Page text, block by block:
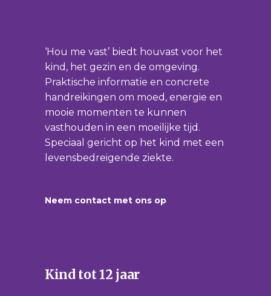
‘Hou me vast’ biedt houvast voor het
kind, het gezin en de omgeving.
Praktische informatie en concrete
handreikingen om moed, energie en
mooie momenten te kunnen
vasthouden in een moeilijke tijd.
Speciaal gericht op het kind met een
levensbedreigende ziekte.
Neem contact met ons op
Kind tot 12 jaar